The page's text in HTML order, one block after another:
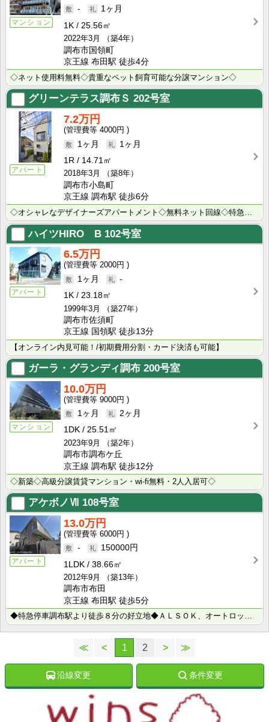
マンション
-
1ヶ月
1K
25.56㎡
2022年3月
（築4年）
調布市国領町
京王線 布田駅 徒歩4分
◇ネット使用料無料◇貴重なペット飼育可能な分譲マンション◇
グリーンテラス調布Ｓ 202号室
アパート
7.2万円
4000円
1ヶ月
1ヶ月
1R
14.71㎡
2018年3月
（築8年）
調布市小島町
京王線 調布駅 徒歩6分
ハイツHIRO B 102号室
アパート
6.5万円
2000円
1ヶ月
-
1K
23.18㎡
1999年3月
（築27年）
調布市佐須町
京王線 国領駅 徒歩13分
【オンライン内見可能！/初期費用分割・カード決済も可能】
ガーラ・グランディ調布 200号室
マンション
10.0万円
9000円
1ヶ月
2ヶ月
1DK
25.51㎡
2023年9月
（築2年）
調布市調布ケ丘
京王線 調布駅 徒歩12分
◇新築◇高級分譲賃貸マンション・wi-fi無料・2人入居可◇
アケボノⅦ 108号室
アパート
13.0万円
6000円
-
150000円
1LDK
38.66㎡
2012年9月
（築13年）
調布市布田
京王線 布田駅 徒歩5分
◆特急停車調布駅より徒歩８分の好立地◆ＡＬＳＯＫ、オートロックなど安心のセキュリティ◆清潔感ある室内･･･
≪ < 1 2 > ≫
沿線変更 条件変更